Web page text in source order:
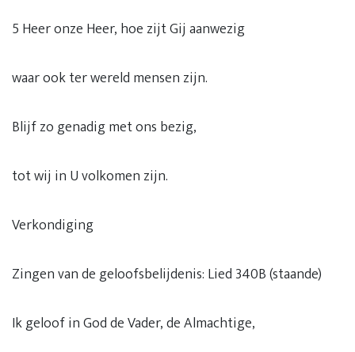
5 Heer onze Heer, hoe zijt Gij aanwezig
waar ook ter wereld mensen zijn.
Blijf zo genadig met ons bezig,
tot wij in U volkomen zijn.
Verkondiging
Zingen van de geloofsbelijdenis: Lied 340B (staande)
Ik geloof in God de Vader, de Almachtige,